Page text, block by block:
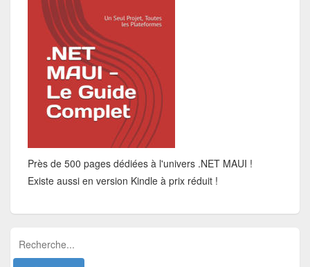
Près de 500 pages dédiées à l'univers .NET MAUI !
Existe aussi en version Kindle à prix réduit !